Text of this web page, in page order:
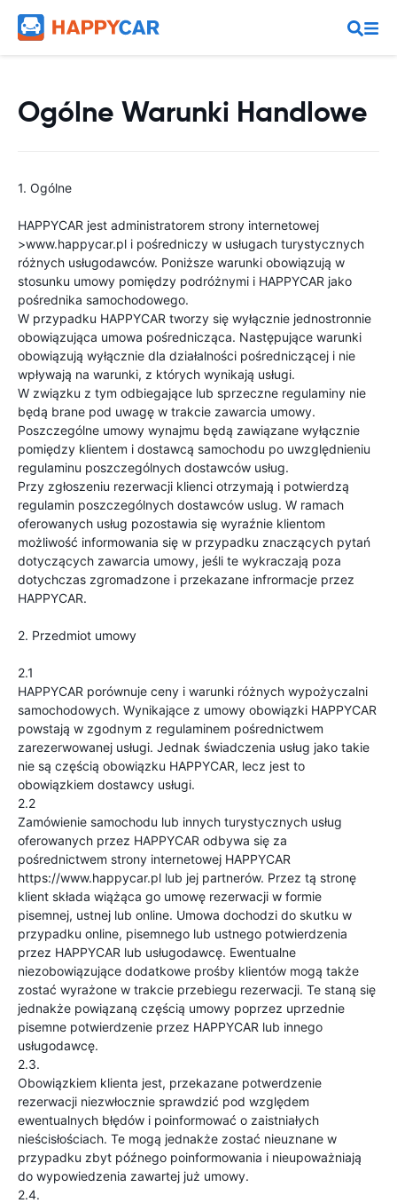
Ogólne Warunki Handlowe
1. Ogólne
HAPPYCAR jest administratorem strony internetowej
>www.happycar.pl i pośredniczy w usługach turystycznych
różnych usługodawców. Poniższe warunki obowiązują w
stosunku umowy pomiędzy podróżnymi i HAPPYCAR jako
pośrednika samochodowego.
W przypadku HAPPYCAR tworzy się wyłącznie jednostronnie
obowiązująca umowa pośrednicząca. Następujące warunki
obowiązują wyłącznie dla działalności pośredniczącej i nie
wpływają na warunki, z których wynikają usługi.
W związku z tym odbiegające lub sprzeczne regulaminy nie
będą brane pod uwagę w trakcie zawarcia umowy.
Poszczególne umowy wynajmu będą zawiązane wyłącznie
pomiędzy klientem i dostawcą samochodu po uwzględnieniu
regulaminu poszczególnych dostawców usług.
Przy zgłoszeniu rezerwacji klienci otrzymają i potwierdzą
regulamin poszczególnych dostawców uslug. W ramach
oferowanych usług pozostawia się wyraźnie klientom
możliwość informowania się w przypadku znaczących pytań
dotyczących zawarcia umowy, jeśli te wykraczają poza
dotychczas zgromadzone i przekazane infrormacje przez
HAPPYCAR.
2. Przedmiot umowy
2.1
HAPPYCAR porównuje ceny i warunki różnych wypożyczalni
samochodowych. Wynikające z umowy obowiązki HAPPYCAR
powstają w zgodnym z regulaminem pośrednictwem
zarezerwowanej usługi. Jednak świadczenia usług jako takie
nie są częścią obowiązku HAPPYCAR, lecz jest to
obowiązkiem dostawcy usługi.
2.2
Zamówienie samochodu lub innych turystycznych usług
oferowanych przez HAPPYCAR odbywa się za
pośrednictwem strony internetowej HAPPYCAR
https://www.happycar.pl lub jej partnerów. Przez tą stronę
klient składa wiążąca go umowę rezerwacji w formie
pisemnej, ustnej lub online. Umowa dochodzi do skutku w
przypadku online, pisemnego lub ustnego potwierdzenia
przez HAPPYCAR lub usługodawcę. Ewentualne
niezobowiązujące dodatkowe prośby klientów mogą także
zostać wyrażone w trakcie przebiegu rezerwacji. Te staną się
jednakże powiązaną częścią umowy poprzez uprzednie
pisemne potwierdzenie przez HAPPYCAR lub innego
usługodawcę.
2.3.
Obowiązkiem klienta jest, przekazane potwerdzenie
rezerwacji niezwłocznie sprawdzić pod względem
ewentualnych błędów i poinformować o zaistniałych
nieścisłościach. Te mogą jednakże zostać nieuznane w
przypadku zbyt późnego poinformowania i nieupoważniają
do wypowiedzenia zawartej już umowy.
2.4.